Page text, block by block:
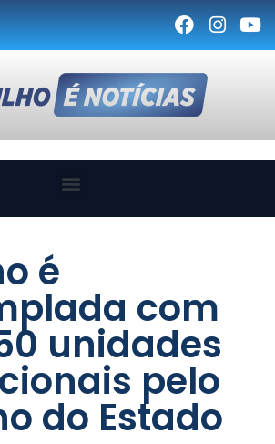
é
com
unidades
pelo
do Estado